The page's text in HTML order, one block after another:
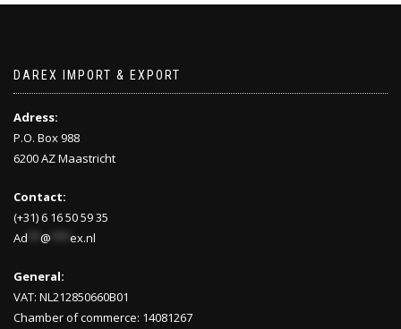
DAREX IMPORT & EXPORT
Adress:
P.O. Box 988
6200 AZ Maastricht
Contact:
(+31) 6 16 50 59 35
Ad
@ ex.nl
General:
VAT: NL212850660B01
Chamber of commerce: 14081267